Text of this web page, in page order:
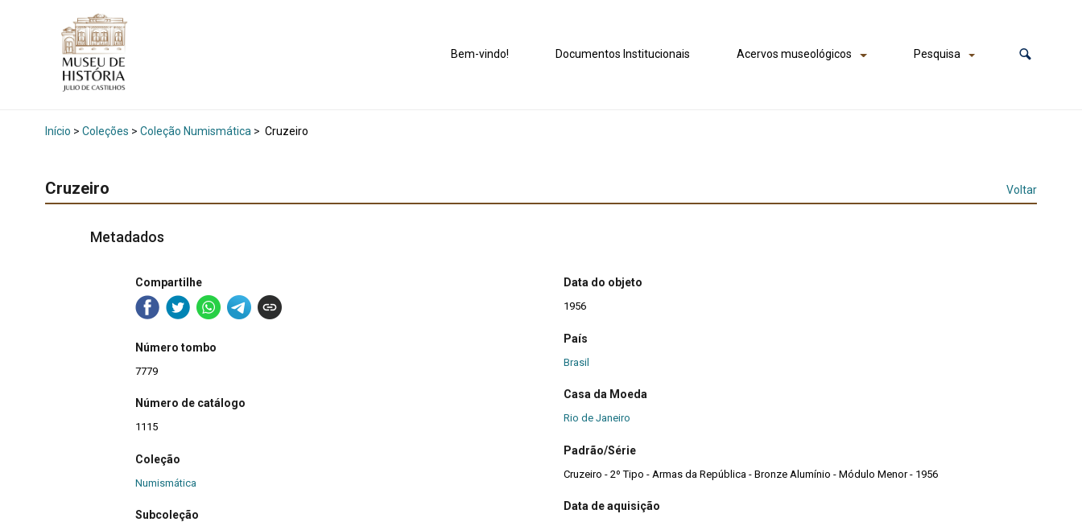
Bem-vindo! Documentos Institucionais Acervos museológicos Pesquisa
Início > Coleções > Coleção Numismática > Cruzeiro
Cruzeiro Voltar
Metadados
Compartilhe
Número tombo
7779
Número de catálogo
1115
Coleção
Numismática
Subcoleção
Data do objeto
1956
País
Brasil
Casa da Moeda
Rio de Janeiro
Padrão/Série
Cruzeiro - 2º Tipo - Armas da República - Bronze Alumínio - Módulo Menor - 1956
Data de aquisição